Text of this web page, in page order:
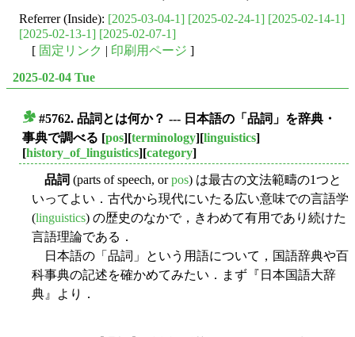
Referrer (Inside): [2025-03-04-1] [2025-02-24-1] [2025-02-14-1]
[2025-02-13-1] [2025-02-07-1]
[ 固定リンク | 印刷用ページ ]
2025-02-04 Tue
#5762. 品詞とは何か？ --- 日本語の「品詞」を辞典・
事典で調べる [pos][terminology][linguistics]
[history_of_linguistics][category]
品詞 (parts of speech, orpos) は最古の文法範疇の1つと
いってよい．古代から現代にいたる広い意味での言語学
(linguistics) の歴史のなかで，きわめて有用であり続けた
言語理論である．
日本語の「品詞」という用語について，国語辞典や百
科事典の記述を確かめてみたい．まず『日本国語大辞
典』より．